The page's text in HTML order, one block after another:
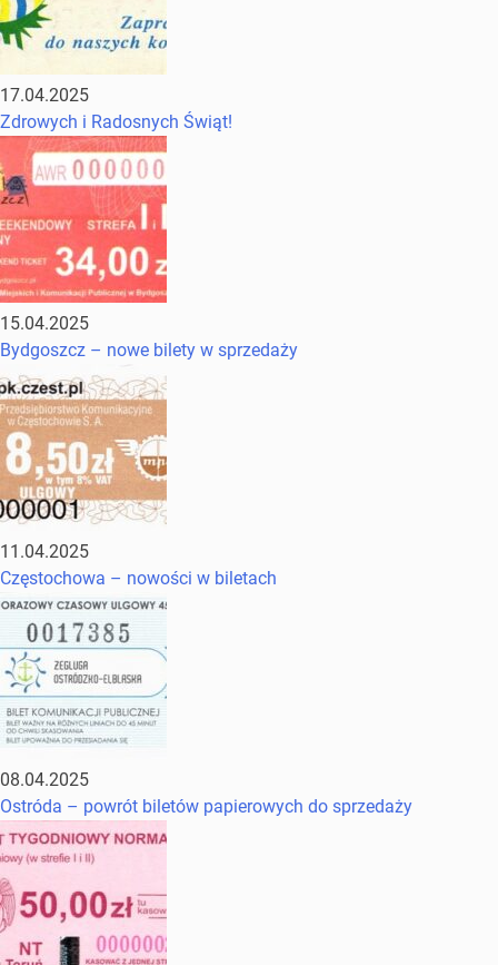
17.04.2025
Zdrowych i Radosnych Świąt!
15.04.2025
Bydgoszcz – nowe bilety w sprzedaży
11.04.2025
Częstochowa – nowości w biletach
08.04.2025
Ostróda – powrót biletów papierowych do sprzedaży